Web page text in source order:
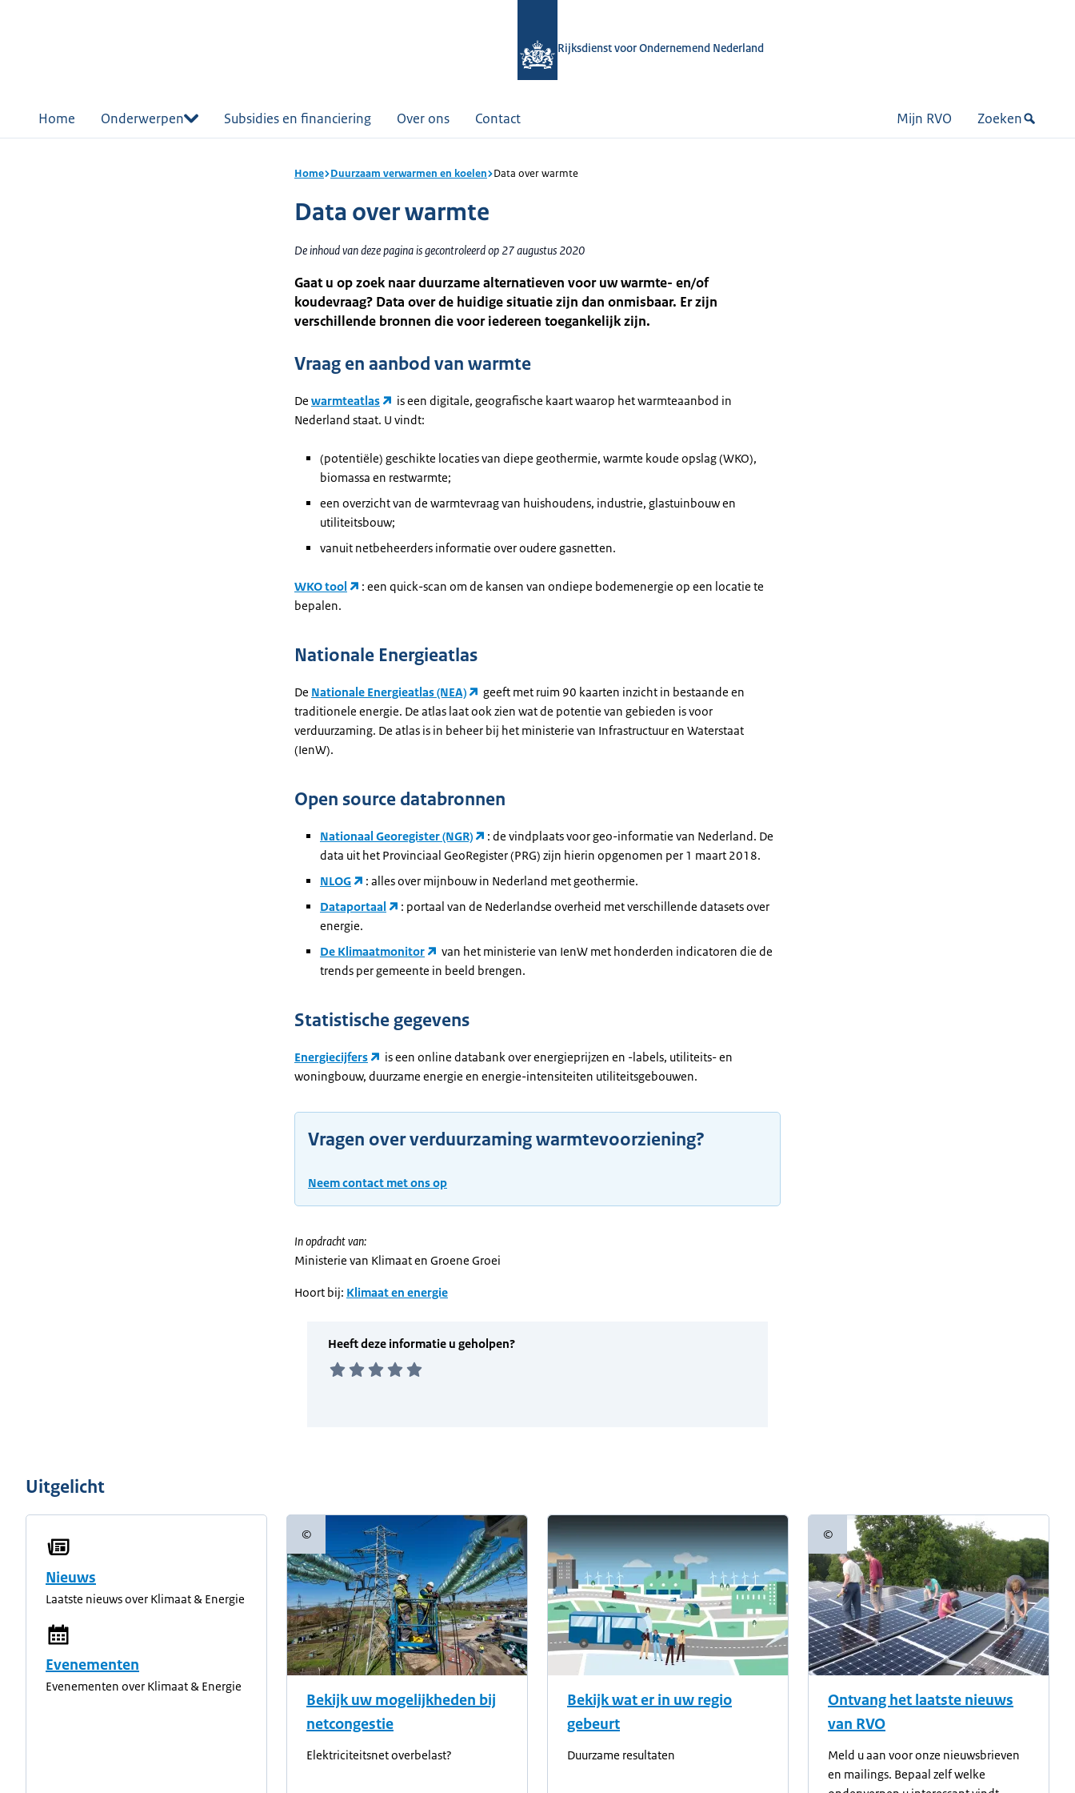
Rijksdienst voor Ondernemend Nederland
Home Onderwerpen Subsidies en financiering Over ons Contact Mijn RVO Zoeken
Home Duurzaam verwarmen en koelen Data over warmte
Data over warmte
De inhoud van deze pagina is gecontroleerd op 27 augustus 2020
Gaat u op zoek naar duurzame alternatieven voor uw warmte- en/of
koudevraag? Data over de huidige situatie zijn dan onmisbaar. Er zijn
verschillende bronnen die voor iedereen toegankelijk zijn.
Vraag en aanbod van warmte
De warmteatlas
is een digitale, geografische kaart waarop het warmteaanbod in
Nederland staat. U vindt:
(potentiële) geschikte locaties van diepe geothermie, warmte koude opslag (WKO),
biomassa en restwarmte;
een overzicht van de warmtevraag van huishoudens, industrie, glastuinbouw en
utiliteitsbouw;
vanuit netbeheerders informatie over oudere gasnetten.
WKO tool
: een quick-scan om de kansen van ondiepe bodemenergie op een locatie te
bepalen.
Nationale Energieatlas
De Nationale Energieatlas (NEA)
geeft met ruim 90 kaarten inzicht in bestaande en
traditionele energie. De atlas laat ook zien wat de potentie van gebieden is voor
verduurzaming. De atlas is in beheer bij het ministerie van Infrastructuur en Waterstaat
(IenW).
Open source databronnen
Nationaal Georegister (NGR)
: de vindplaats voor geo-informatie van Nederland. De
data uit het Provinciaal GeoRegister (PRG) zijn hierin opgenomen per 1 maart 2018.
NLOG
: alles over mijnbouw in Nederland met geothermie.
Dataportaal
: portaal van de Nederlandse overheid met verschillende datasets over
energie.
De Klimaatmonitor
van het ministerie van IenW met honderden indicatoren die de
trends per gemeente in beeld brengen.
Statistische gegevens
Energiecijfers
is een online databank over energieprijzen en -labels, utiliteits- en
woningbouw, duurzame energie en energie-intensiteiten utiliteitsgebouwen.
Vragen over verduurzaming warmtevoorziening?
Neem contact met ons op
In opdracht van:
Ministerie van Klimaat en Groene Groei
Hoort bij: Klimaat en energie
Uitgelicht
Nieuws
Laatste nieuws over Klimaat & Energie
Evenementen
Evenementen over Klimaat & Energie
©Copyrightinformatie
Bekijk uw mogelijkheden bij
netcongestie
Elektriciteitsnet overbelast?
Bekijk wat er in uw regio
gebeurt
Duurzame resultaten
©Copyrightinformatie
Ontvang het laatste nieuws
van RVO
Meld u aan voor onze nieuwsbrieven
en mailings. Bepaal zelf welke